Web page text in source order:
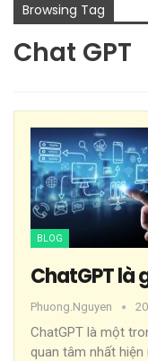
Browsing Tag
Chat GPT
BLOG
ChatGPT là
Phuong.nguyen
ChatGPT là một
quan tâm nhất hiện